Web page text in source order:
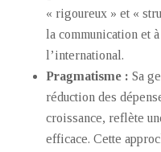
« rigoureux » et «
la communication et
l’international.
Pragmatisme : Sa
réduction des
croissance, reflète
efficace. Cette